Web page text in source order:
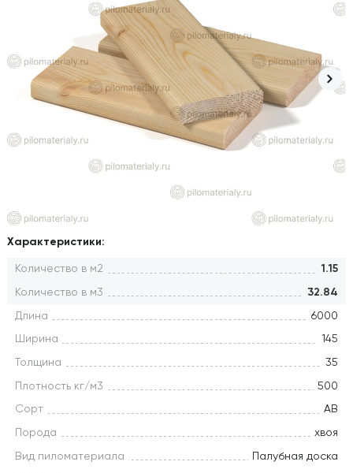
Характеристики:
Количество в м2 1.15
Количество в м3 32.84
Длина 6000
Ширина 145
Толщина 35
Плотность кг/м3 500
Сорт АВ
Порода хвоя
Вид пиломатериала Палубная доска